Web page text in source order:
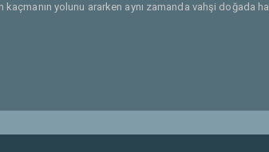
yolunu ararken aynı zamanda vahşi doğada